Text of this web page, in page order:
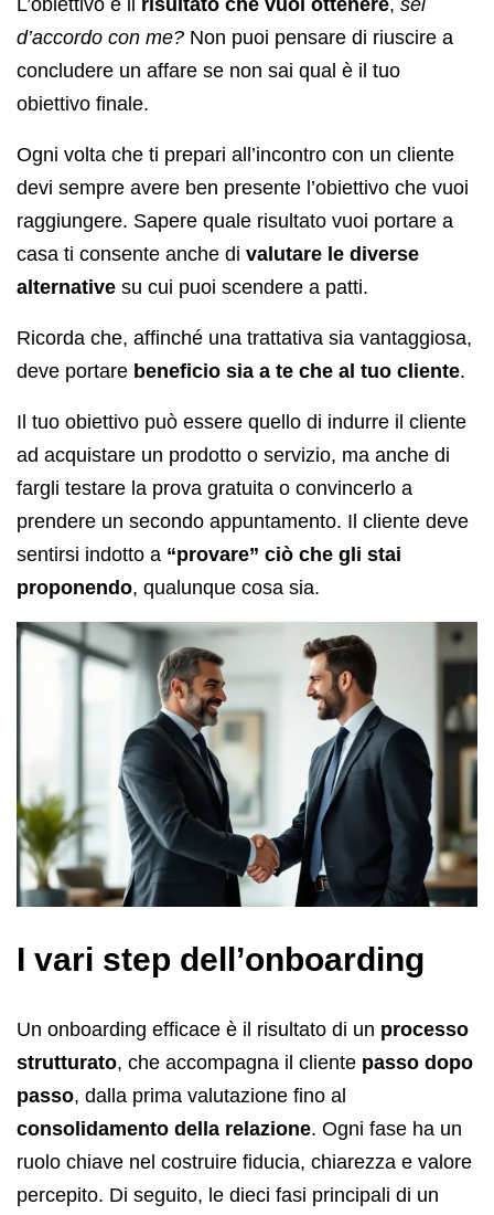
d’accordo con me? Non puoi pensare di riuscire a
concludere un affare se non sai qual è il tuo
obiettivo finale.
Ogni volta che ti prepari all’incontro con un cliente
devi sempre avere ben presente l’obiettivo che vuoi
raggiungere. Sapere quale risultato vuoi portare a
casa ti consente anche di valutare le diverse
alternative su cui puoi scendere a patti.
Ricorda che, affinché una trattativa sia vantaggiosa,
deve portare beneficio sia a te che al tuo cliente.
Il tuo obiettivo può essere quello di indurre il cliente
ad acquistare un prodotto o servizio, ma anche di
fargli testare la prova gratuita o convincerlo a
prendere un secondo appuntamento. Il cliente deve
sentirsi indotto a “provare” ciò che gli stai
proponendo, qualunque cosa sia.
I vari step dell’onboarding
Un onboarding efficace è il risultato di un processo
strutturato, che accompagna il cliente passo dopo
passo, dalla prima valutazione fino al
consolidamento della relazione. Ogni fase ha un
ruolo chiave nel costruire fiducia, chiarezza e valore
percepito. Di seguito, le dieci fasi principali di un